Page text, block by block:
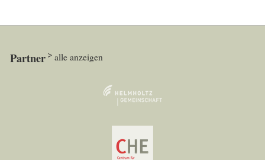
Partner alle anzeigen